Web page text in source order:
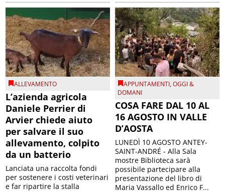
ALLEVAMENTO
L’azienda agricola
Daniele Perrier di
Arvier chiede aiuto
per salvare il suo
allevamento, colpito
da un batterio
Lanciata una raccolta fondi
per sostenere i costi veterinari
e far ripartire la stalla
APPUNTAMENTI,OGGI &
DOMANI
COSA FARE DAL 10 AL
16 AGOSTO IN VALLE
D’AOSTA
LUNEDÌ 10 AGOSTO ANTEY-
SAINT-ANDRÉ - Alla Sala
mostre Biblioteca sarà
possibile partecipare alla
presentazione del libro di
Maria Vassallo ed Enrico F...